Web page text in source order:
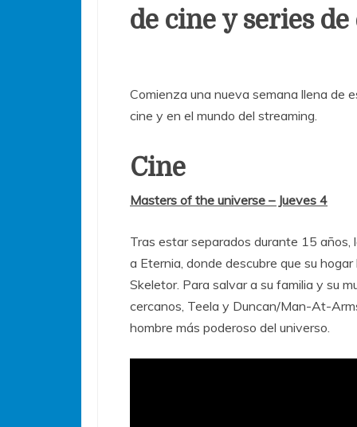
de cine y series de
Comienza una nueva semana llena de
cine y en el mundo del streaming.
Cine
Masters of the universe – Jueves 4
Tras estar separados durante 15 años,
a Eternia, donde descubre que su
Skeletor. Para salvar a su familia y su
cercanos, Teela y Duncan/Man-At-
hombre más poderoso del universo.